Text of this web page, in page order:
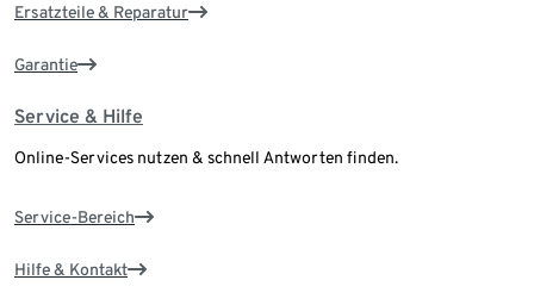
Ersatzteile & Reparatur
Garantie
Service & Hilfe
Online-Services nutzen & schnell Antworten finden.
Service-Bereich
Hilfe & Kontakt